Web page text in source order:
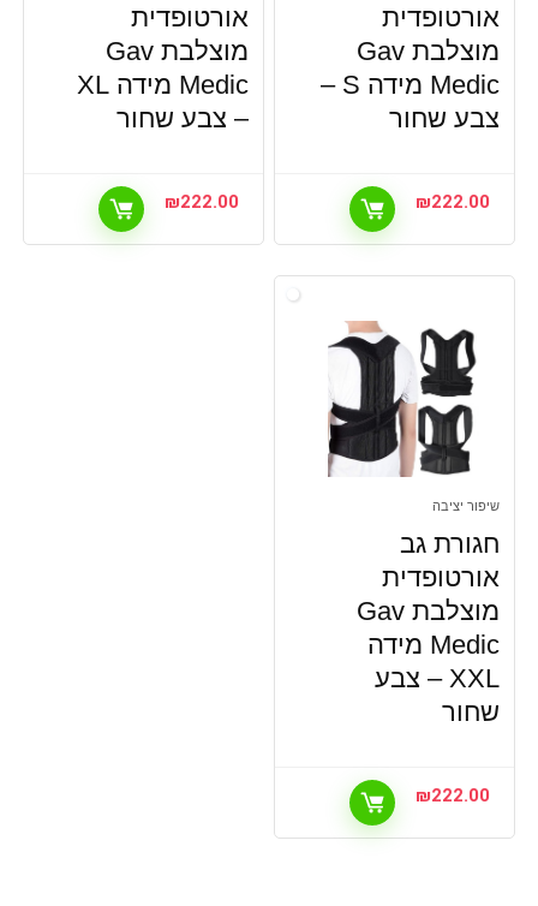
אורטופדית
מוצלבת Gav
Medic מידה S –
צבע שחור
₪222.00
אורטופדית
מוצלבת Gav
Medic מידה XL
– צבע שחור
₪222.00
שיפור יציבה
חגורת גב
אורטופדית
מוצלבת Gav
Medic מידה
XXL – צבע
שחור
₪222.00